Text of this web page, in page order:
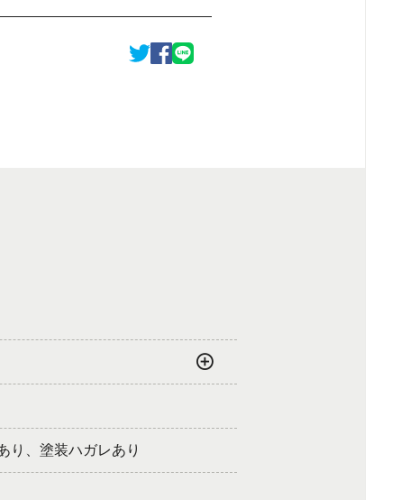
り、塗装ハガレあり